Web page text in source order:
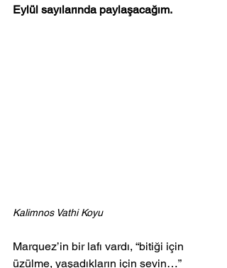
Eylül sayılarında paylaşacağım.
Kalimnos Vathi Koyu
Marquez’in bir lafı vardı, “bitiği için
üzülme, yaşadıkların için sevin…”